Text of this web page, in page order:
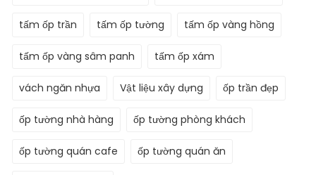
tấm ốp trần tấm ốp tường tấm ốp vàng hồng
tấm ốp vàng sâm panh tấm ốp xám
vách ngăn nhựa Vật liệu xây dựng ốp trần đẹp
ốp tường nhà hàng ốp tường phòng khách
ốp tường quán cafe ốp tường quán ăn